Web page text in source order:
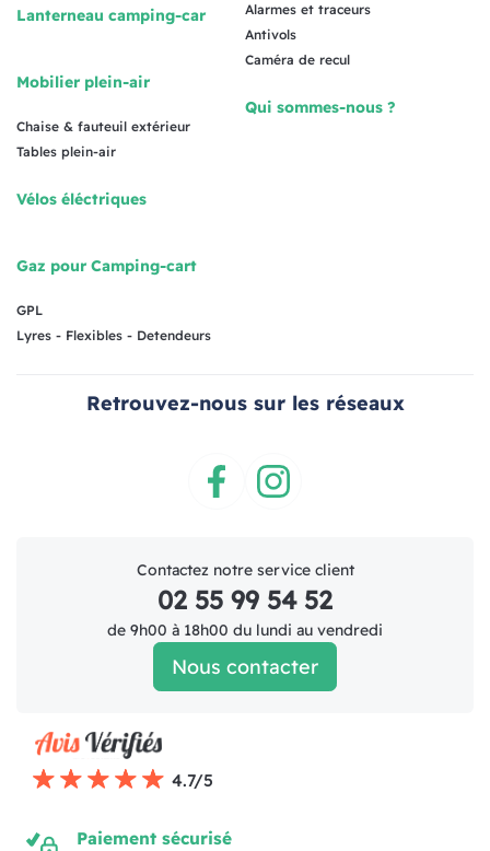
Lanterneau camping-car
Mobilier plein-air
Chaise & fauteuil extérieur
Tables plein-air
Vélos éléctriques
Gaz pour Camping-cart
GPL
Lyres - Flexibles - Detendeurs
Alarmes et traceurs
Antivols
Caméra de recul
Qui sommes-nous ?
Retrouvez-nous sur les réseaux
Contactez notre service client
02 55 99 54 52
de 9h00 à 18h00 du lundi au vendredi
Nous contacter
4.7/5
Paiement sécurisé